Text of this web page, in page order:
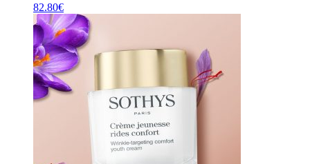
82.80€